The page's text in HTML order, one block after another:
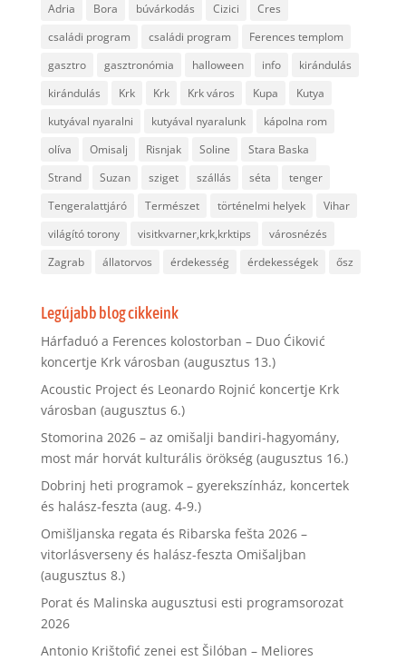
Adria Bora búvárkodás Cizici
Cres
családi program
családi program
Ferences templom
gasztro
gasztronómia halloween info
kirándulás
kirándulás
Krk Krk Krk város Kupa
Kutya
kutyával nyaralni
kutyával nyaralunk
kápolna rom
olíva
Omisalj Risnjak Soline
Stara Baska
Strand
Suzan sziget szállás séta
tenger
Tengeralattjáró
Természet történelmi helyek
Vihar
világító torony
visitkvarner,krk,krktips
városnézés
Zagrab
állatorvos érdekesség érdekességek ősz
Legújabb blog cikkeink
Hárfaduó a Ferences kolostorban – Duo Ćiković
koncertje Krk városban (augusztus 13.)
Acoustic Project és Leonardo Rojnić koncertje Krk
városban (augusztus 6.)
Stomorina 2026 – az omišalji bandiri-hagyomány,
most már horvát kulturális örökség (augusztus 16.)
Dobrinj heti programok – gyerekszínház, koncertek
és halász-feszta (aug. 4-9.)
Omišljanska regata és Ribarska fešta 2026 –
vitorlásverseny és halász-feszta Omišaljban
(augusztus 8.)
Porat és Malinska augusztusi esti programsorozat
2026
Antonio Krištofić zenei est Šilóban – Meliores